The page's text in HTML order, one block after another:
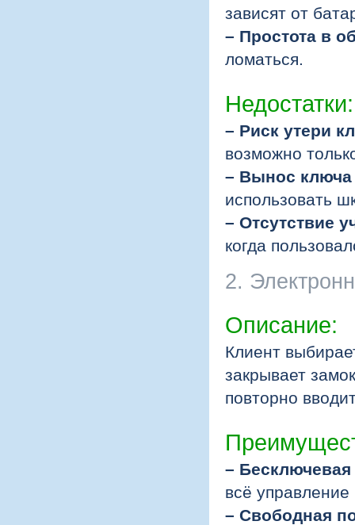
зависят от
– Простота в
ломаться.
Недостатки:
– Риск утери
возможно
– Вынос
использовать
– Отсутствие
когда
2.
Описание:
Клиент
закрывает
повторно
– Бесключевая
всё управление
– Свободная